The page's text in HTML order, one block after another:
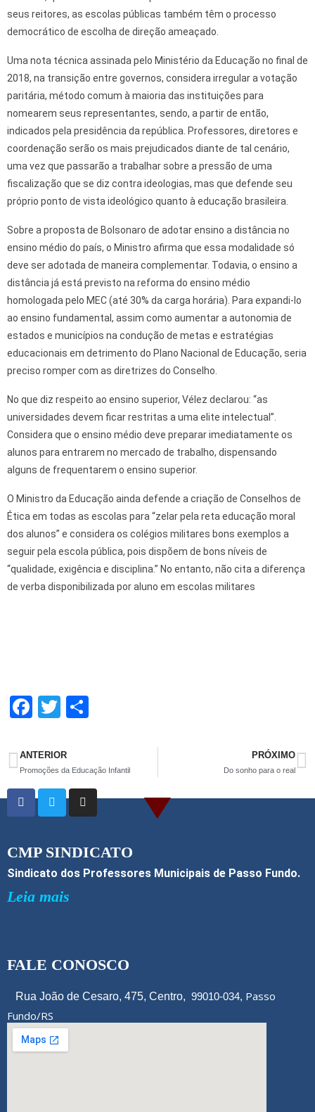
seus reitores, as escolas públicas também têm o processo
democrático de escolha de direção ameaçado.
Uma nota técnica assinada pelo Ministério da Educação no final de
2018, na transição entre governos, considera irregular a votação
paritária, método comum à maioria das instituições para
nomearem seus representantes, sendo, a partir de então,
indicados pela presidência da república. Professores, diretores e
coordenação serão os mais prejudicados diante de tal cenário,
uma vez que passarão a trabalhar sobre a pressão de uma
fiscalização que se diz contra ideologias, mas que defende seu
próprio ponto de vista ideológico quanto à educação brasileira.
Sobre a proposta de Bolsonaro de adotar ensino a distância no
ensino médio do país, o Ministro afirma que essa modalidade só
deve ser adotada de maneira complementar. Todavia, o ensino a
distância já está previsto na reforma do ensino médio
homologada pelo MEC (até 30% da carga horária). Para expandi-lo
ao ensino fundamental, assim como aumentar a autonomia de
estados e municípios na condução de metas e estratégias
educacionais em detrimento do Plano Nacional de Educação, seria
preciso romper com as diretrizes do Conselho.
No que diz respeito ao ensino superior, Vélez declarou: “as
universidades devem ficar restritas a uma elite intelectual”.
Considera que o ensino médio deve preparar imediatamente os
alunos para entrarem no mercado de trabalho, dispensando
alguns de frequentarem o ensino superior.
O Ministro da Educação ainda defende a criação de Conselhos de
Ética em todas as escolas para “zelar pela reta educação moral
dos alunos” e considera os colégios militares bons exemplos a
seguir pela escola pública, pois dispõem de bons níveis de
“qualidade, exigência e disciplina.” No entanto, não cita a diferença
de verba disponibilizada por aluno em escolas militares
F
ce
b
o
o
k
T
tt
er e
ANTERIOR
Promoções da Educação Infantil
PRÓXIMO
Do sonho para o real
CMP SINDICATO
Sindicato dos Professores Municipais de Passo Fundo.
Leia mais
FALE CONOSCO
Rua João de Cesaro, 475, Centro, 99010-034, Passo
Fundo/RS